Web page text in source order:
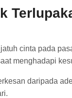
cinta pada
menghadapi
daripada